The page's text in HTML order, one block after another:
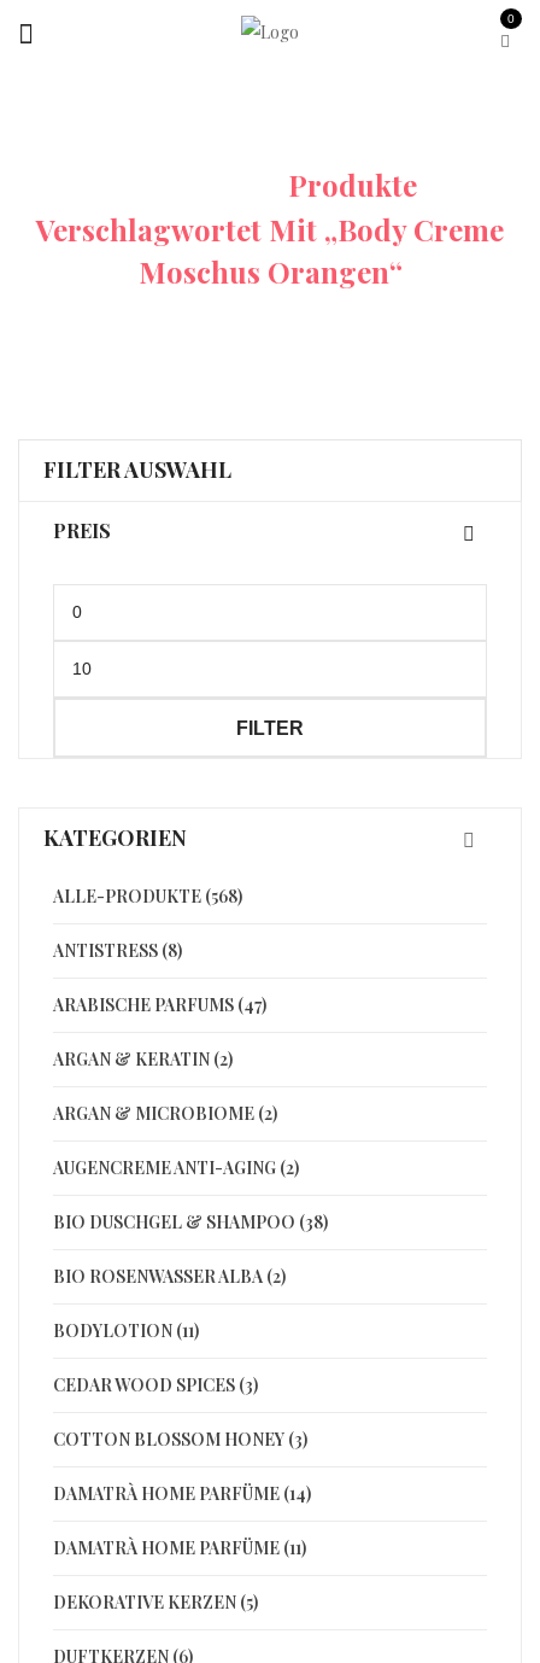
0
Produkte
Verschlagwortet Mit „Body Creme
Moschus Orangen“
FILTER AUSWAHL
PREIS
Preis
Preis
FILTER
KATEGORIEN
ALLE-PRODUKTE (568)
ANTISTRESS (8)
ARABISCHE PARFUMS (47)
ARGAN & KERATIN (2)
ARGAN & MICROBIOME (2)
AUGENCREME ANTI-AGING (2)
BIO DUSCHGEL & SHAMPOO (38)
BIO ROSENWASSER ALBA (2)
BODYLOTION (11)
CEDAR WOOD SPICES (3)
COTTON BLOSSOM HONEY (3)
DAMATRÀ HOME PARFÜME (14)
DAMATRÀ HOME PARFÜME (11)
DEKORATIVE KERZEN (5)
DUFTKERZEN (6)